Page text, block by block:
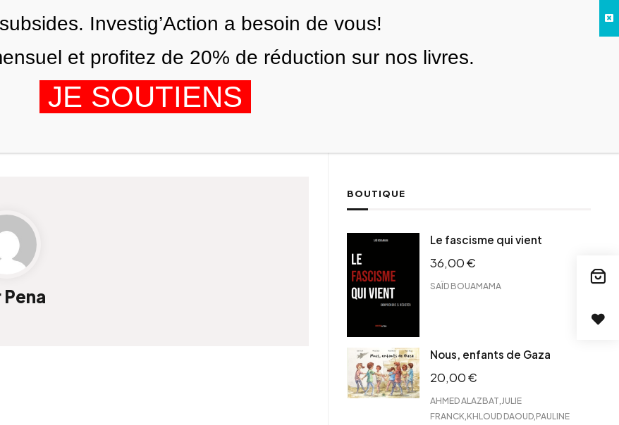
NOUS AGENDA
Pena
BOUTIQUE
Le fascisme qui vient
36,00€
SAÏD BOUAMAMA
Nous, enfants de Gaza
20,00€
AHMED ALAZBAT JULIE
FRANCK KHLOUD DAOUD PAULINE
Investig’Action a besoin de vous!
et profitez de 20% de réduction sur nos livres.
JE SOUTIENS